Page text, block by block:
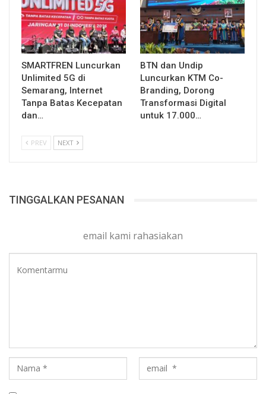
SMARTFREN Luncurkan
Unlimited 5G di
Semarang, Internet
Tanpa Batas Kecepatan
dan…
BTN dan Undip
Luncurkan KTM Co-
Branding, Dorong
Transformasi Digital
untuk 17.000…
PREV NEXT
TINGGALKAN PESANAN
email kami rahasiakan